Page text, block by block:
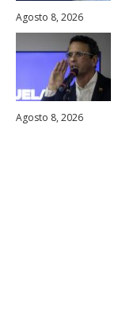
Agosto 8, 2026
Agosto 8, 2026